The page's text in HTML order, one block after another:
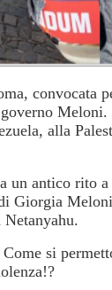
convocata
alla
un antico rito
Giorgia
Netanyahu.
si